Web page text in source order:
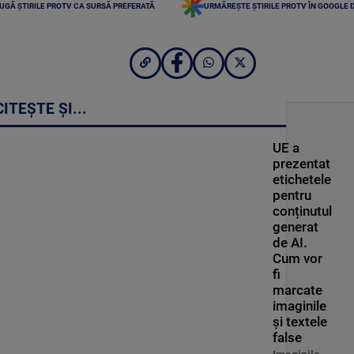
ȘTIRILE PROTV CA SURSĂ PREFERATĂ URMĂREȘTE ȘTIRILE PROTV ÎN GOOGLE
ȘI...
UE a
prezentat
etichetele
pentru
conținutul
generat
de AI.
Cum vor
fi
marcate
imaginile
și textele
false